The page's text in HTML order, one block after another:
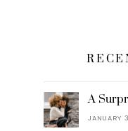
A
JANUARY